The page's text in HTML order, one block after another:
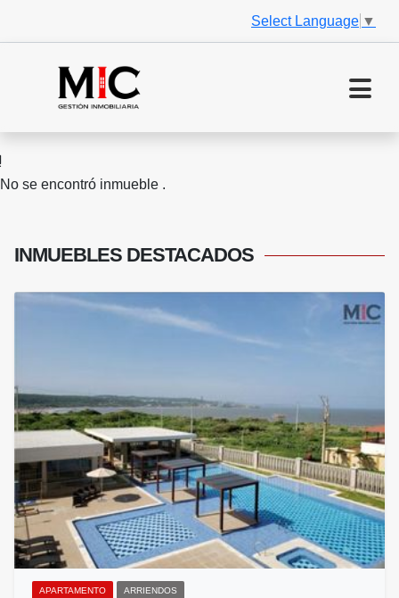
Select Language ▼
No se encontró inmueble .
INMUEBLES DESTACADOS
APARTAMENTO ARRIENDOS